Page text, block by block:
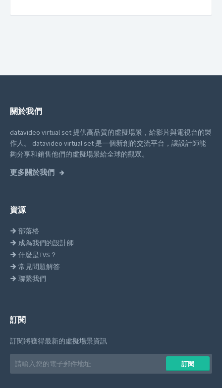
關於我們
datavideo virtual set 提供高品質的虛擬場景，給影片與電視台的製
作人。
datavideo virtual set 是一個新創的交流平台，讓設計師能
夠分享和銷售他們的虛擬場景給全球的觀眾。
更多關於我們
資源
部落格
成為我們的設計師
什麼是TVS？
常見問題解答
聯繫我們
訂閱
訂閱將獲得最新的虛擬場景資訊
Email
address
訂閱